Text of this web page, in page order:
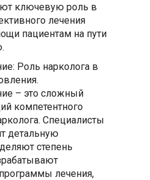
ключевую роль в
лечения
пациентам на пути
Роль нарколога в
– это сложный
компетентного
Специалисты
детальную
степень
лечения,